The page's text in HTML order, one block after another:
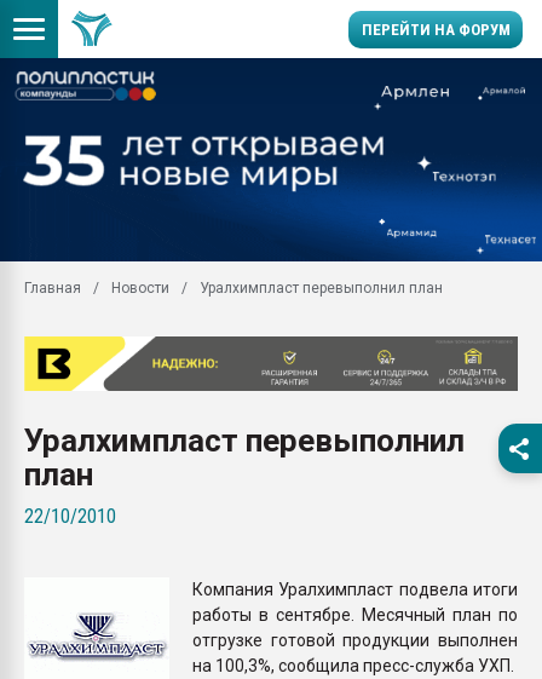
ПЕРЕЙТИ НА ФОРУМ
производство SPC
заводу пластмасс"
Помощь в подборе
Вакуум-формовочные
ближайшее
Подмосковье, Москва
первый план в
бутылок
ПЕРЕЙТИ НА
Главная Новости Уралхимпласт перевыполнил план
Уралхимпласт перевыполнил
план
22/10/2010
Компания Уралхимпласт подвела итоги
работы в сентябре. Месячный план по
отгрузке готовой продукции выполнен
на 100,3%, сообщила пресс-служба УХП.